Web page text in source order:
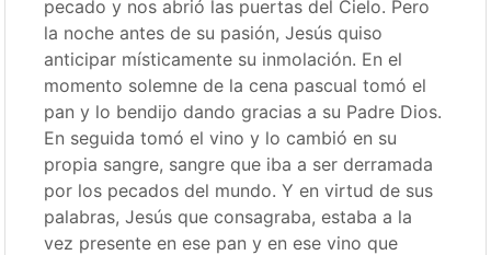
pecado y nos abrió las puertas del Cielo. Pero
la noche antes de su pasión, Jesús quiso
anticipar místicamente su inmolación. En el
momento solemne de la cena pascual tomó el
pan y lo bendijo dando gracias a su Padre Dios.
En seguida tomó el vino y lo cambió en su
propia sangre, sangre que iba a ser derramada
por los pecados del mundo. Y en virtud de sus
palabras, Jesús que consagraba, estaba a la
vez presente en ese pan y en ese vino que